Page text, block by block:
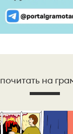
почитать на